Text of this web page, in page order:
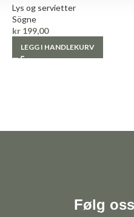
Lys og servietter
Sögne
kr199,00
LEGG I HANDLEKURV
Følg oss